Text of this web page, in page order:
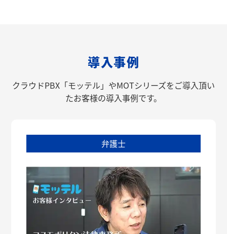
導入事例
クラウドPBX「モッテル」やMOTシリーズをご導入頂い
たお客様の導入事例です。
弁護士